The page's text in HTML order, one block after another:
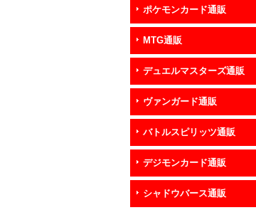
ポケモンカード通販
MTG通販
デュエルマスターズ通販
ヴァンガード通販
バトルスピリッツ通販
デジモンカード通販
シャドウバース通販